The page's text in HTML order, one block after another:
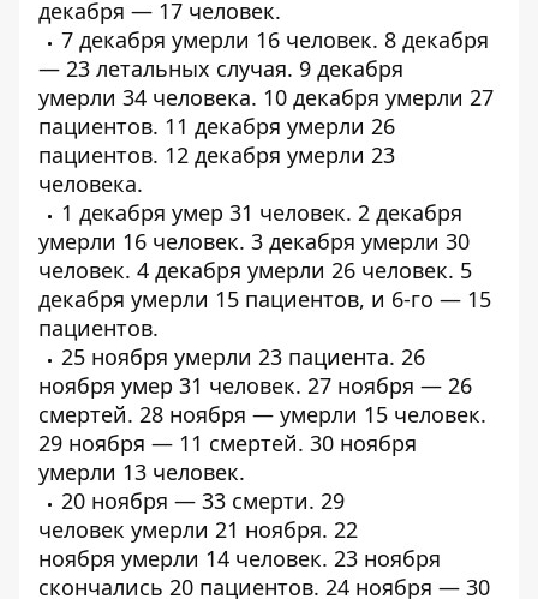
декабря — 17 человек.
7 декабря умерли 16 человек. 8 декабря
— 23 летальных случая. 9 декабря
умерли 34 человека. 10 декабря умерли 27
пациентов. 11 декабря умерли 26
пациентов. 12 декабря умерли 23
человека.
1 декабря умер 31 человек. 2 декабря
умерли 16 человек. 3 декабря умерли 30
человек. 4 декабря умерли 26 человек. 5
декабря умерли 15 пациентов, и 6-го — 15
пациентов.
25 ноября умерли 23 пациента. 26
ноября умер 31 человек. 27 ноября — 26
смертей. 28 ноября — умерли 15 человек.
29 ноября — 11 смертей. 30 ноября
умерли 13 человек.
20 ноября — 33 смерти. 29
человек умерли 21 ноября. 22
ноября умерли 14 человек. 23 ноября
скончались 20 пациентов. 24 ноября — 30